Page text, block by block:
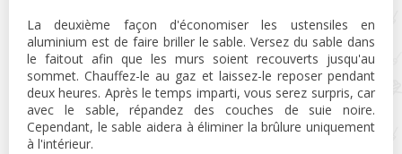
La deuxième façon d'économiser les ustensiles en
aluminium est de faire briller le sable. Versez du sable dans
le faitout afin que les murs soient recouverts jusqu'au
sommet. Chauffez-le au gaz et laissez-le reposer pendant
deux heures. Après le temps imparti, vous serez surpris, car
avec le sable, répandez des couches de suie noire.
Cependant, le sable aidera à éliminer la brûlure uniquement
à l'intérieur.